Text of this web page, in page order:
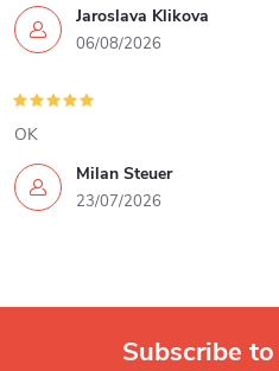
Jaroslava Klikova
06/08/2026
Milan Steuer
23/07/2026
OK
Subscribe